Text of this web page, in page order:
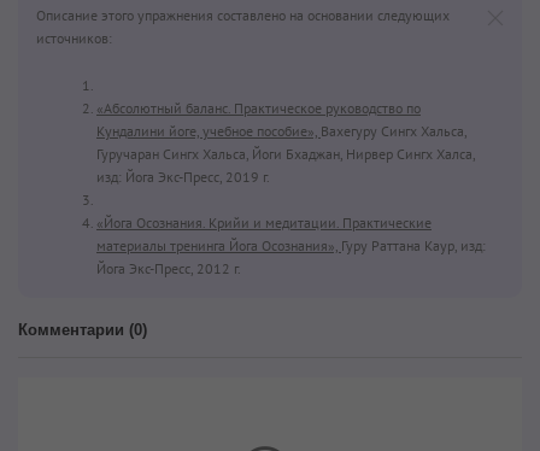
Описание этого упражнения составлено на основании следующих
источников:
«Абсолютный баланс. Практическое руководство по
Кундалини йоге, учебное пособие», Вахегуру Сингх Хальса,
Гуручаран Сингх Хальса, Йоги Бхаджан, Нирвер Сингх Халса,
изд: Йога Экс-Пресс, 2019 г.
«Йога Осознания. Крийи и медитации. Практические
материалы тренинга Йога Осознания», Гуру Раттана Каур, изд:
Йога Экс-Пресс, 2012 г.
Комментарии (0)